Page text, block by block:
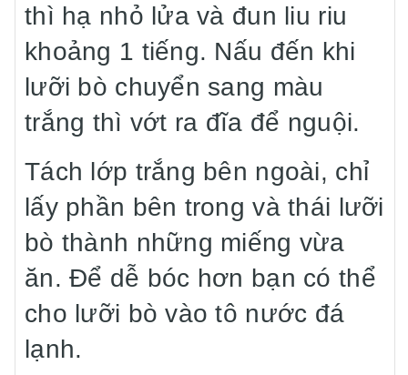
thì hạ nhỏ lửa và đun liu riu
khoảng 1 tiếng. Nấu đến khi
lưỡi bò chuyển sang màu
trắng thì vớt ra đĩa để nguội.
Tách lớp trắng bên ngoài, chỉ
lấy phần bên trong và thái lưỡi
bò thành những miếng vừa
ăn. Để dễ bóc hơn bạn có thể
cho lưỡi bò vào tô nước đá
lạnh.